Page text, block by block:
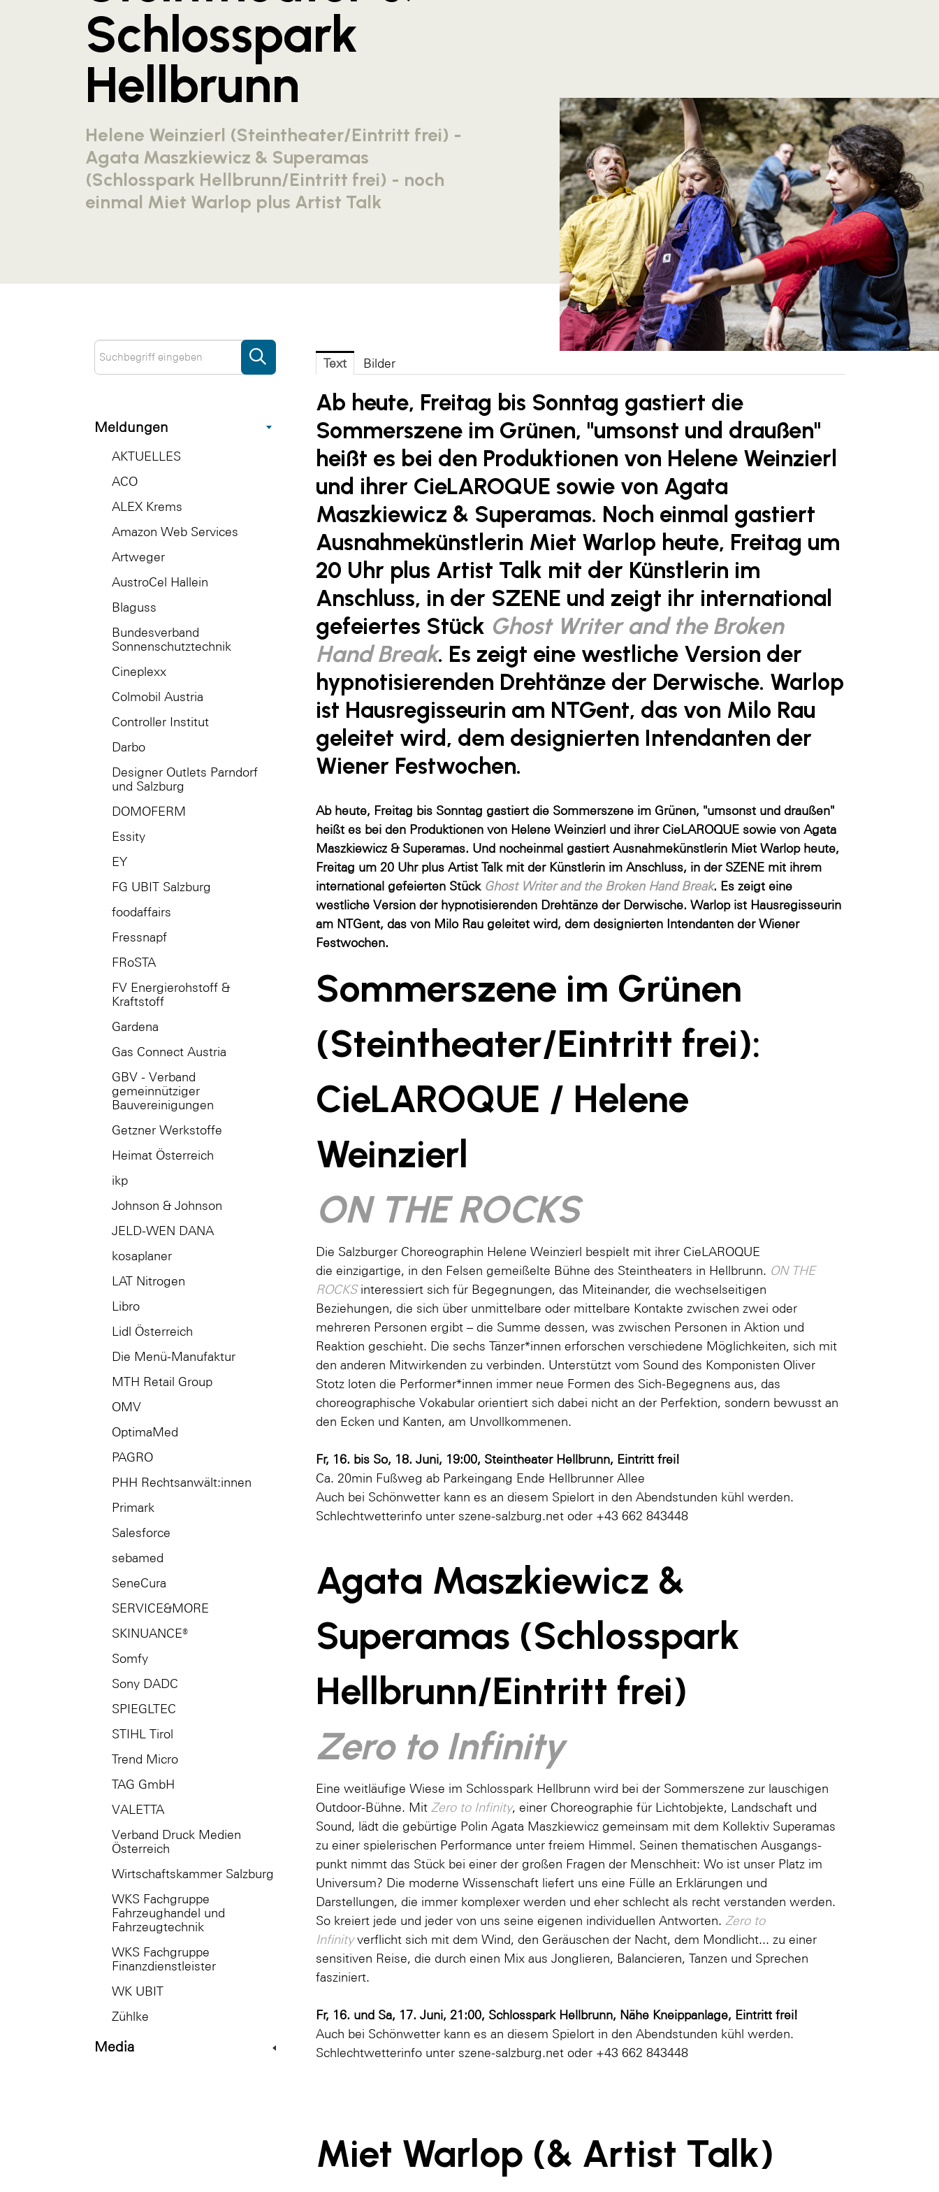
Meldungen
AKTUELLES
ACO
ALEX Krems
Amazon Web Services
Artweger
AustroCel Hallein
Blaguss
Bundesverband
Sonnenschutztechnik
Cineplexx
Colmobil Austria
Controller Institut
Darbo
Designer Outlets Parndorf
und Salzburg
DOMOFERM
Essity
EY
FG UBIT Salzburg
foodaffairs
Fressnapf
FRoSTA
FV Energierohstoff &
Kraftstoff
Gardena
Gas Connect Austria
GBV - Verband
gemeinnütziger
Bauvereinigungen
Getzner Werkstoffe
Heimat Österreich
ikp
Johnson & Johnson
JELD-WEN DANA
kosaplaner
LAT Nitrogen
Libro
Lidl Österreich
Die Menü-Manufaktur
MTH Retail Group
OMV
OptimaMed
PAGRO
PHH Rechtsanwält:innen
Primark
Salesforce
sebamed
SeneCura
SERVICE&MORE
SKINUANCE®
Somfy
Sony DADC
SPIEGLTEC
STIHL Tirol
Trend Micro
TAG GmbH
VALETTA
Verband Druck Medien
Österreich
Wirtschaftskammer Salzburg
WKS Fachgruppe
Fahrzeughandel und
Fahrzeugtechnik
WKS Fachgruppe
Finanzdienstleister
WK UBIT
Zühlke
Media
Schlosspark
Hellbrunn
Helene Weinzierl (Steintheater/Eintritt frei) -
Agata Maszkiewicz & Superamas
(Schlosspark Hellbrunn/Eintritt frei) - noch
einmal Miet Warlop plus Artist Talk
Text Bilder
Ab heute, Freitag bis Sonntag gastiert die
Sommerszene im Grünen, "umsonst und draußen"
heißt es bei den Produktionen von Helene Weinzierl
und ihrer CieLAROQUE sowie von Agata
Maszkiewicz & Superamas. Noch einmal gastiert
Ausnahmekünstlerin Miet Warlop heute, Freitag um
20 Uhr plus Artist Talk mit der Künstlerin im
Anschluss, in der SZENE und zeigt ihr international
gefeiertes Stück Ghost Writer and the Broken
Hand Break. Es zeigt eine westliche Version der
hypnotisierenden Drehtänze der Derwische. Warlop
ist Hausregisseurin am NTGent, das von Milo Rau
geleitet wird, dem designierten Intendanten der
Wiener Festwochen.
Ab heute, Freitag bis Sonntag gastiert die Sommerszene im Grünen, "umsonst und draußen"
heißt es bei den Produktionen von Helene Weinzierl und ihrer CieLAROQUE sowie von Agata
Maszkiewicz & Superamas. Und nocheinmal gastiert Ausnahmekünstlerin Miet Warlop heute,
Freitag um 20 Uhr plus Artist Talk mit der Künstlerin im Anschluss, in der SZENE mit ihrem
international gefeierten Stück Ghost Writer and the Broken Hand Break. Es zeigt eine
westliche Version der hypnotisierenden Drehtänze der Derwische. Warlop ist Hausregisseurin
am NTGent, das von Milo Rau geleitet wird, dem designierten Intendanten der Wiener
Festwochen.
Sommerszene im Grünen
(Steintheater/Eintritt frei):
CieLAROQUE / Helene
Weinzierl
ON THE ROCKS
Die Salzburger Choreographin Helene Weinzierl bespielt mit ihrer CieLAROQUE
die einzigartige, in den Felsen gemeißelte Bühne des Steintheaters in Hellbrunn. ON THE
ROCKSinteressiert sich für Begegnungen, das Miteinander, die wechselseitigen
Beziehungen, die sich über unmittelbare oder mittelbare Kontakte zwischen zwei oder
mehreren Personen ergibt – die Summe des­sen, was zwischen Personen in Aktion und
Reaktion ge­schieht. Die sechs Tänzer*innen erforschen verschiedene Möglichkeiten, sich mit
den anderen Mitwirkenden zu verbinden. Unterstützt vom Sound des Komponisten Oliver
Stotz loten die Performer*innen immer neue Formen des Sich­-Begegnens aus, das
choreographische Vokabular orientiert sich dabei nicht an der Perfektion, sondern bewusst an
den Ecken und Kanten, am Unvollkommenen.
Fr, 16. bis So, 18. Juni, 19:00, Steintheater Hellbrunn, Eintritt frei!
Ca. 20min Fußweg ab Parkeingang Ende Hellbrunner Allee
Auch bei Schönwetter kann es an diesem Spielort in den Abendstunden kühl werden.
Schlechtwetterinfo unter szene-salzburg.net oder +43 662 843448
Agata Maszkiewicz &
Superamas (Schlosspark
Hellbrunn/Eintritt frei)
Zero to Infinity
Eine weitläufige Wiese im Schlosspark Hellbrunn wird bei der Sommerszene zur lauschigen
Outdoor-Bühne. Mit Zero to Infinity, einer Choreographie für Lichtobjekte, Landschaft und
Sound, lädt die gebürti­ge Polin Agata Maszkiewicz gemeinsam mit dem Kollektiv Superamas
zu einer spielerischen Performance unter freiem Himmel. Seinen thematischen Ausgangs­
punkt nimmt das Stück bei einer der großen Fragen der Menschheit: Wo ist unser Platz im
Universum? Die moderne Wissenschaft liefert uns eine Fülle an Erklärungen und
Darstellungen, die immer komplexer wer­den und eher schlecht als recht verstanden werden.
So kreiert jede und jeder von uns seine eigenen individu­ellen Antworten. Zero to
Infinityverflicht sich mit dem Wind, den Geräuschen der Nacht, dem Mondlicht... zu einer
sensitiven Reise, die durch einen Mix aus Jonglieren, Balancieren, Tanzen und Sprechen
fasziniert.
Fr, 16. und Sa, 17. Juni, 21:00, Schlosspark Hellbrunn, Nähe Kneippanlage, Eintritt frei!
Auch bei Schönwetter kann es an diesem Spielort in den Abendstunden kühl werden.
Schlechtwetterinfo unter szene-salzburg.net oder +43 662 843448
Miet Warlop (& Artist Talk)